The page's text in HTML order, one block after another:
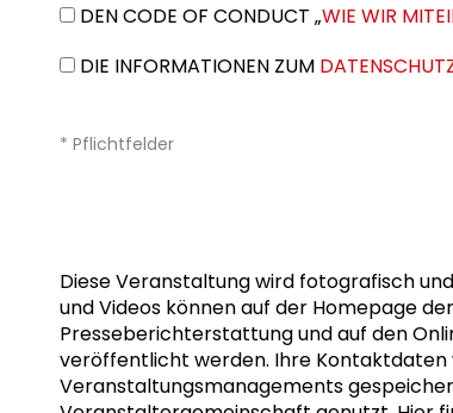
DEN CODE OF CONDUCT „WIE WIR
DIE INFORMATIONEN ZUM
* Pflichtfelder
Diese Veranstaltung wird fotografisch
und Videos können auf der Homepage
Presseberichterstattung und auf den
veröffentlicht werden. Ihre Kontaktdaten
Veranstaltungsmanagements